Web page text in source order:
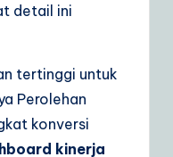
detail ini
tertinggi untuk
Perolehan
konversi
kinerja